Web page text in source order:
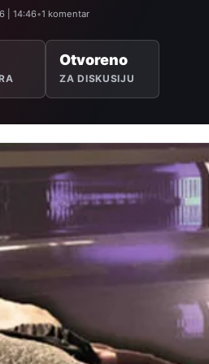
| 14:46•1 komentar
Otvoreno
ZA DISKUSIJU